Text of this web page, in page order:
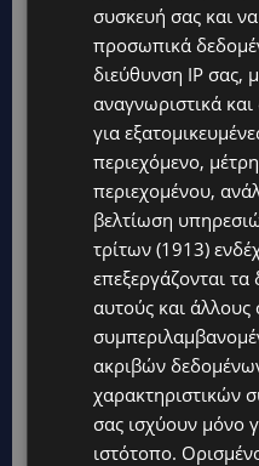
συσκευή σας και
προσωπικά
διεύθυνση IP σας,
αναγνωριστικά
για
περιεχόμενο,
περιεχομένου,
βελτίωση
τρίτων (1913)
επεξεργάζονται
αυτούς και άλλους
ακριβών
χαρακτηριστικών
σας ισχύουν μόνο
ιστότοπο.